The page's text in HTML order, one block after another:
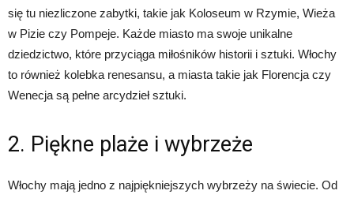
się tu niezliczone zabytki, takie jak Koloseum w Rzymie, Wieża
w Pizie czy Pompeje. Każde miasto ma swoje unikalne
dziedzictwo, które przyciąga miłośników historii i sztuki. Włochy
to również kolebka renesansu, a miasta takie jak Florencja czy
Wenecja są pełne arcydzieł sztuki.
2. Piękne plaże i wybrzeże
Włochy mają jedno z najpiękniejszych wybrzeży na świecie. Od